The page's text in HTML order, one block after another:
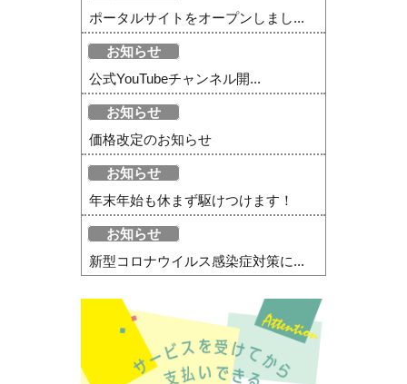
ポータルサイトをオープンしまし...
お知らせ
公式YouTubeチャンネル開...
お知らせ
価格改定のお知らせ
お知らせ
年末年始も休まず駆けつけます！
お知らせ
新型コロナウイルス感染症対策に...